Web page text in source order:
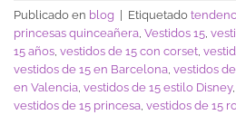
Publicado en blog Etiquetado
princesas quinceañera Vestidos 15
15 años vestidos de 15 con corset
vestidos de 15 en Barcelona vestidos
en Valencia vestidos de 15 estilo Disney,
vestidos de 15 princesa vestidos de 15